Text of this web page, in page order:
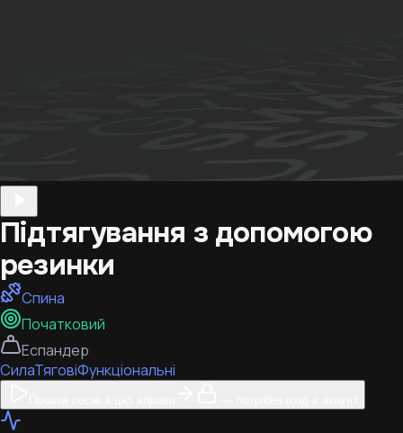
Підтягування з допомогою
резинки
Спина
Початковий
Еспандер
СилаТяговіФункціональні